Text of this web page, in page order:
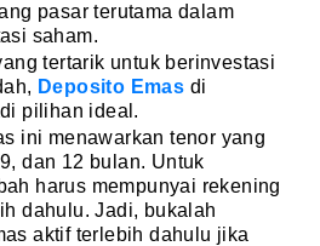
pasar terutama dalam
saham.
tertarik untuk berinvestasi
Deposito Emas di
pilihan ideal.
ini menawarkan tenor yang
dan 12 bulan. Untuk
harus mempunyai rekening
dahulu. Jadi, bukalah
aktif terlebih dahulu jika